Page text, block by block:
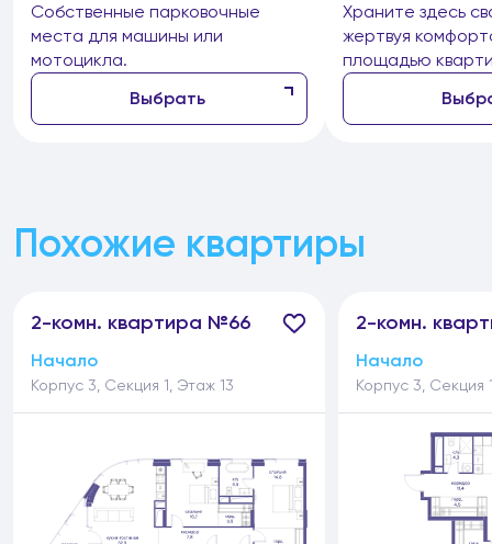
Собственные парковочные
места для машины или
мотоцикла.
Выбрать
Храните здесь
жертвуя
площадью
Похожие квартиры
2-комн. квартира №66
Начало
Корпус 3, Секция 1, Этаж 13
2-комн.
Начало
Корпус 3, Секция